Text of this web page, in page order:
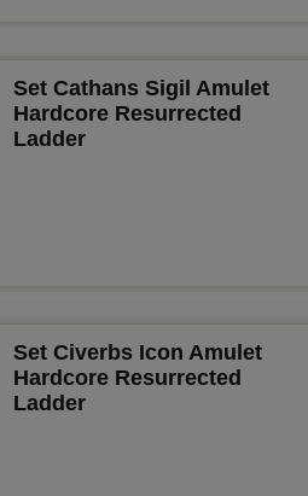
Set Cathans Sigil Amulet
Hardcore Resurrected
Ladder
Set Civerbs Icon Amulet
Hardcore Resurrected
Ladder